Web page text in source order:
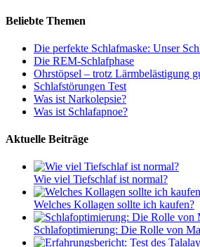
Beliebte Themen
Die perfekte Schlafmaske: Unser
Die REM-Schlafphase
Ohrstöpsel – trotz Lärmbelästigung
Schlafstörungen Test
Was ist Narkolepsie?
Was ist Schlafapnoe?
Aktuelle Beiträge
Wie viel Tiefschlaf ist normal?
Welches Kollagen sollte ich kaufen?
Schlafoptimierung: Die Rolle von